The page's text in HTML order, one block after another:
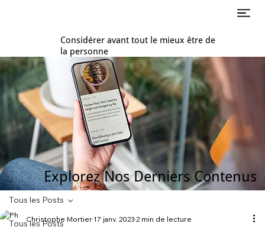
Considérer avant tout le mieux être de
la personne
Explorez Nos Derniers Contenus
Tous les Posts
Tous les Posts
Christophe Mortier 17 janv. 2023 2 min de lecture